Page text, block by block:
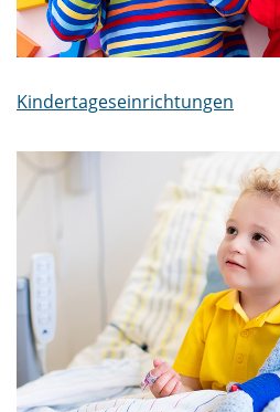
Kindertageseinrichtungen